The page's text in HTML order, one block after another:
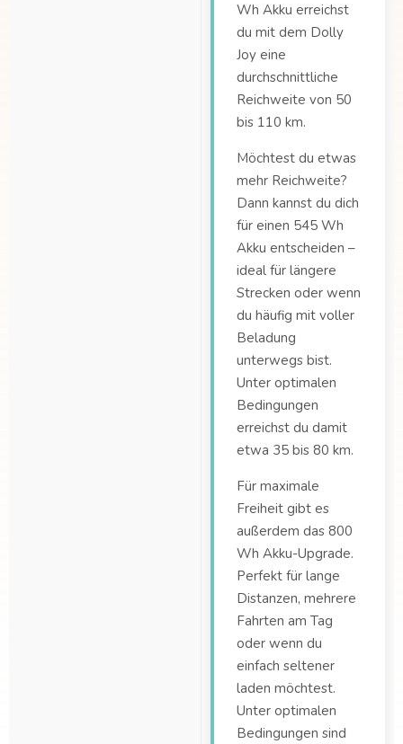
Wh Akku erreichst
du mit dem Dolly
Joy eine
durchschnittliche
Reichweite von 50
bis 110 km.
Möchtest du etwas
mehr Reichweite?
Dann kannst du dich
für einen 545 Wh
Akku entscheiden –
ideal für längere
Strecken oder wenn
du häufig mit voller
Beladung
unterwegs bist.
Unter optimalen
Bedingungen
erreichst du damit
etwa 35 bis 80 km.
Für maximale
Freiheit gibt es
außerdem das 800
Wh Akku-Upgrade.
Perfekt für lange
Distanzen, mehrere
Fahrten am Tag
oder wenn du
einfach seltener
laden möchtest.
Unter optimalen
Bedingungen sind